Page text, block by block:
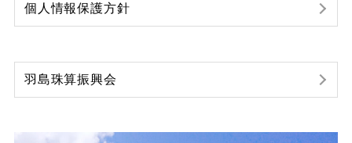
個人情報保護方針
羽島珠算振興会